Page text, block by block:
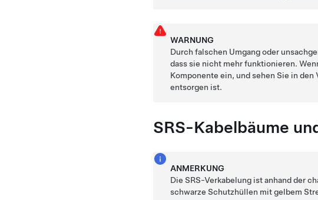
WARNUNG
Durch falschen Umgang oder
dass sie nicht mehr funktionieren.
Komponente ein, und sehen Sie in
entsorgen ist.
SRS-Kabelbäume
ANMERKUNG
Die SRS-Verkabelung ist anhand der
schwarze Schutzhüllen mit gelbem